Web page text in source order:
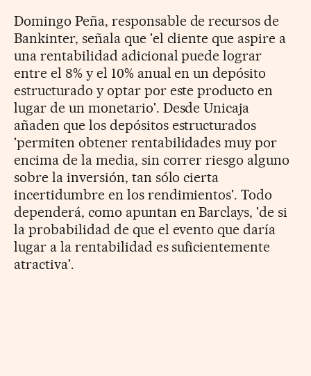
Domingo Peña, responsable de recursos de
Bankinter, señala que 'el cliente que aspire a
una rentabilidad adicional puede lograr
entre el 8% y el 10% anual en un depósito
estructurado y optar por este producto en
lugar de un monetario'. Desde Unicaja
añaden que los depósitos estructurados
'permiten obtener rentabilidades muy por
encima de la media, sin correr riesgo alguno
sobre la inversión, tan sólo cierta
incertidumbre en los rendimientos'. Todo
dependerá, como apuntan en Barclays, 'de si
la probabilidad de que el evento que daría
lugar a la rentabilidad es suficientemente
atractiva'.